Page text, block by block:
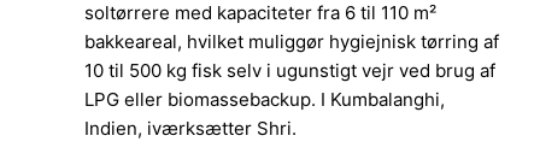
soltørrere med kapaciteter fra 6 til 110 m²
bakkeareal, hvilket muliggør hygiejnisk tørring af
10 til 500 kg fisk selv i ugunstigt vejr ved brug af
LPG eller biomassebackup. I Kumbalanghi,
Indien, iværksætter Shri.